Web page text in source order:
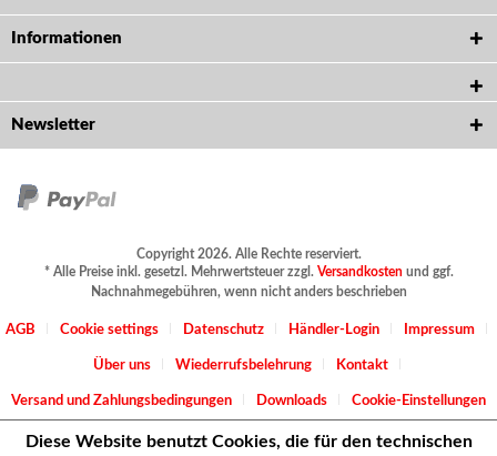
Informationen
Newsletter
Copyright 2026. Alle Rechte reserviert.
* Alle Preise inkl. gesetzl. Mehrwertsteuer zzgl. Versandkostenund ggf.
Nachnahmegebühren, wenn nicht anders beschrieben
AGB Cookie settings Datenschutz Händler-Login Impressum
Über uns Wiederrufsbelehrung Kontakt
Versand und Zahlungsbedingungen Downloads Cookie-Einstellungen
Diese Website benutzt Cookies, die für den technischen